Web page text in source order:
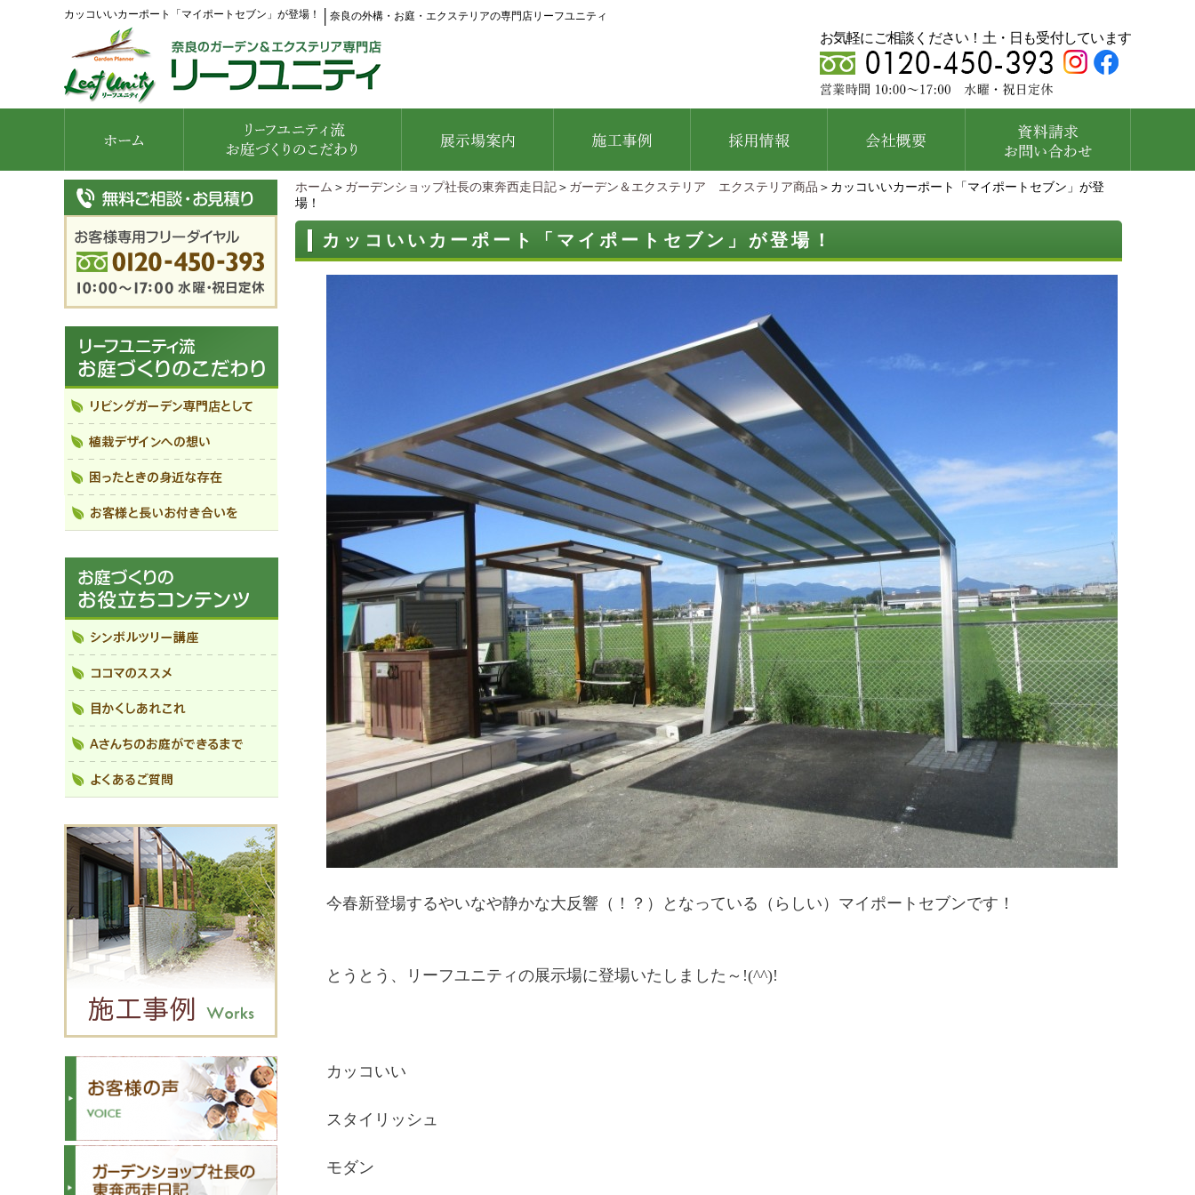
カッコいいカーポート「マイポートセブン」が登場！ 奈良の外構・お庭・エクステリアの専門店リーフユニティ
お気軽にご相談ください！土・日も受付しています
ホーム ＞ ガーデンショップ社長の東奔西走日記 ＞ ガーデン＆エクステリア エクステリア商品 ＞カッコいいカーポート「マイポートセブン」が登
場！
カッコいいカーポート「マイポートセブン」が登場！
今春新登場するやいなや静かな大反響（！？）となっている（らしい）マイポートセブンです！
とうとう、リーフユニティの展示場に登場いたしました～!(^^)!
カッコいい
スタイリッシュ
モダン